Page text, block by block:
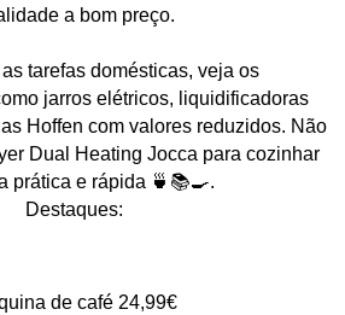
a bom preço.
tarefas domésticas, veja os
jarros elétricos, liquidificadoras
Hoffen com valores reduzidos. Não
Dual Heating Jocca para cozinhar
prática e rápida 🍵📚🍳.
Destaques:
de café 24,99€